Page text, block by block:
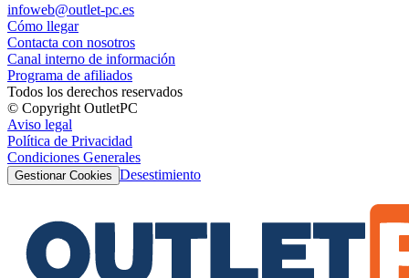
infoweb@outlet-pc.es
Cómo llegar
Contacta con nosotros
Canal interno de información
Programa de afiliados
Todos los derechos reservados
© Copyright OutletPC
Aviso legal
Política de Privacidad
Condiciones Generales
Gestionar Cookies Desestimiento